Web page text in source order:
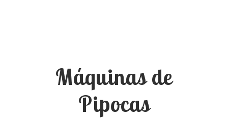
Máquinas de
Pipocas